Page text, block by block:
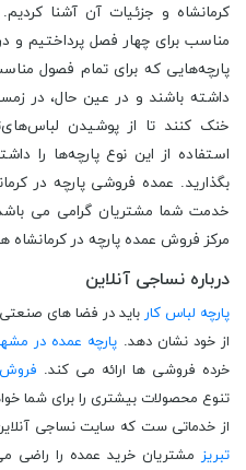
کرمانشاه و جزئیات آن آشنا
مناسب برای چهار فصل پرداختیم و
پارچه‌هایی که برای تمام فصول
داشته باشند و در عین حال، در
خنک کنند تا از پوشیدن
استفاده از این نوع پارچه‌ها را
بگذارید. عمده فروشی پارچه در
خدمت شما مشتریان گرامی می
مرکز فروش عمده پارچه در کرمانشاه
درباره نساجی آنلاین
پارچه لباس کار باید در فضا های
از خود نشان دهد. پارچه عمده در
خرده فروشی ها ارائه می کند. فروش
تنوع محصولات بیشتری را برای شما
از خدماتی ست که سایت نساجی
تبریز مشتریان خرید عمده را راضی